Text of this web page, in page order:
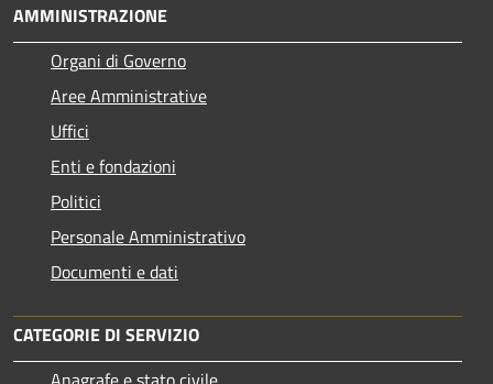
AMMINISTRAZIONE
Organi di Governo
Aree Amministrative
Uffici
Enti e fondazioni
Politici
Personale Amministrativo
Documenti e dati
CATEGORIE DI SERVIZIO